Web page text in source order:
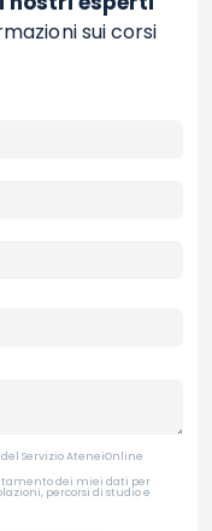
sui corsi
del Servizio AteneiOnline
dei miei dati per
percorsi di studio e